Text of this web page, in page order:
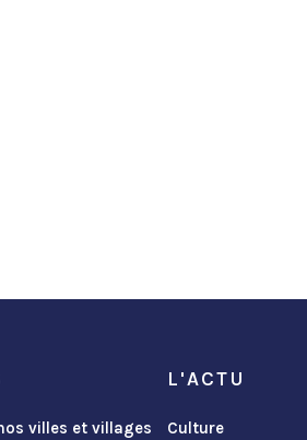
villes et villages
L'ACTU
Culture